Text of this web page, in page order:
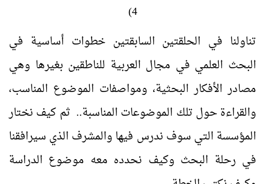
4)
تناولنا في الحلقتين السابقتين خطوات أساسية في
البحث العلمي في مجال العربية للناطقين بغيرها وهي
مصادر الأفكار البحثية، ومواصفات الموضوع المناسب،
والقراءة حول تلك الموضوعات المناسبة.. ثم كيف نختار
المؤسسة التي سوف ندرس فيها والمشرف الذي سيرافقنا
في رحلة البحث وكيف نحدده معه موضوع الدراسة